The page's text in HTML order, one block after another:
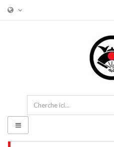
Basculer
la
navigation